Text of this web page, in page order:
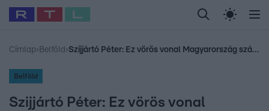
Legfrissebb RTL Híradó Randi Celeb vagyok,
Babits Marcella Most Wanted Gallusz
Címlap› Belföld › Szijjártó Péter: Ez vörös vonal Magyarország számára
Belföld
Szijjártó Péter: Ez vörös vonal